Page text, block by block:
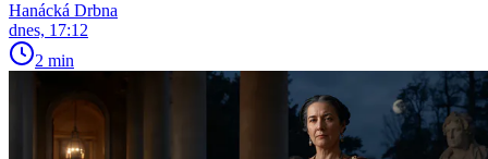
Hanácká Drbna
dnes, 17:12
2 min